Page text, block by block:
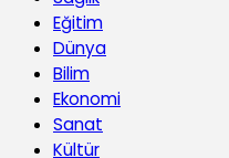
Eğitim
Dünya
Bilim
Ekonomi
Sanat
Kültür